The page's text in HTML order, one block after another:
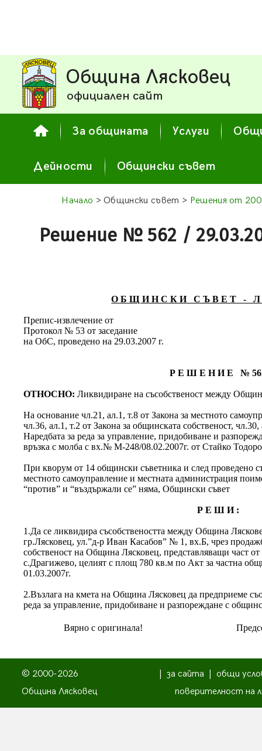
Община Лясковец
официален сайт
За общината Услуги
Дейности Общински съвет
Начало > Общински съвет > Решения от
Решение № 562 /
О Б Щ И Н С К И С Ъ В Е Т - Л
Препис-извлечение от
Протокол № 53 от заседание
на ОбС, проведено на 29.03.2007 г.
Р Е Ш Е Н И Е №
ОТНОСНО:Ликвидиране на съсобственост между
На основание чл.21, ал.1, т.8 от Закона за местното
чл.36, ал.1, т.2 от Закона за общинската собственост,
Наредбата за реда за управление, придобиване и
връзка с молба с вх.№ М-248/08.02.2007г. от Стайко
При кворум от 14 общински съветника и след проведено
местното самоуправление и местната администрация
“против” и “въздържали се” няма, Общински съвет
Р Е Ш И :
1.Да се ликвидира съсобствеността между Община
гр.Лясковец, ул.”д-р Иван Касабов” № 1, вх.Б, чрез
собственост на Община Лясковец, представляващи част
с.Драгижево, целият с площ 780 кв.м по Акт за частна
01.03.2007г.
2.Възлага на кмета на Община Лясковец да предприеме
реда за управление, придобиване и разпореждане с
Вярно с оригинала!
© 2000-2026
Община Лясковец
за сайта
общи
поверителност на